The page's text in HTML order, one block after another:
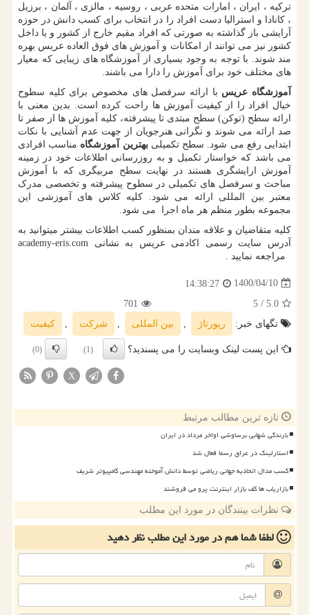
ترکیه ، ایران ، امارات متحده عربی ، روسیه ، مالزی ، آلمان ، برزیل
، کانادا و استرالیا دست افراد را در انتخاب برای کسب دانش در حوزه
آرایشی باز گذاشته به صورتی که افراد مقیم خارج از کشور و یا داخل
کشور نیز می توانند از امکانات و آموزش های فوق العاده عریس بهره
مند شوند. با توجه به وجود بسیاری از آموزشگاه های زیبایی که معیار
های مختلف خود برای آموزش را دارا می باشند.
آموزشگاه عریس با ارائه سرفصل های مخصوص برای کلیه سطوح
خیال افراد را از کیفیت آموزش ها راحت کرده است. بدین معنی با
ارائه سطح (توکن) سطح مبتدی تا پیشرفته، کلیه آموزش ها از صفر تا
صد ارائه می شوند و نگرانی هنرجویان از جهت عدم آشنایی با نکات
ابتدایی رفع می شود. سطح تکمیلیبهترین آموزشگاه مناسب افرادی
می باشد که خواستار تکمیل و به روزرسانی اطلاعات خود در زمینه
آموزش ارایشگری هستند در نهایت سطح مربیگری که با آموزش
مباحث و سرفصل های تکمیلی در سطوح پیشرفته و تخصصی مدرک
معتبر بین المللی ارائه می شود. کلیه کلاس های آموزشی این
مجموعه بطور منظم هر ماه اجرا می شود.
کلیه متقاضیان و علاقه مندان بمنظور کسب اطلاعات بیشتر میتوانید به
آدرس سایت رسمی اکادمی عریس به نشانی academy-eris.com
مراجعه نمایید .
1400/04/10
14:38:27
5.0
/ 5
701
تگهای خبر:
رپورتاژ , بین المللی , شركت , كیفیت
این پست لینک وبسایت را می پسندید؟ (1)
(0)
X
تازه ترین مطالب مرتبط
بارندگی شهابی برساوشی اواخر مرداد در ایران
استارلینک در عراق رسما فعال شد
کسب مدال اتحادیه جهانی ریاضی توسط دانش آموخته مهندسی کامپیوتر شریف
بازاریاب ها کف بازار اینترنت پرو می فروشند
نظرات بینندگان در مورد این مطلب
لطفا شما همدر مورد این مطلبنظر دهید